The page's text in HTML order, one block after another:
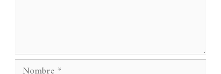
Nombre